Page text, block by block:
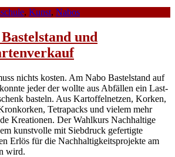
, Kunst, Nabos
und
nichts kosten. Am Nabo Bastelstand auf
jeder der wollte aus Abfällen ein Last-
basteln. Aus Kartoffelnetzen, Korken,
Tetrapacks und vielem mehr
Kreationen. Der Wahlkurs Nachhaltige
kunstvolle mit Siebdruck gefertigte
Erlös für die Nachhaltigkeitsprojekte am
wird.